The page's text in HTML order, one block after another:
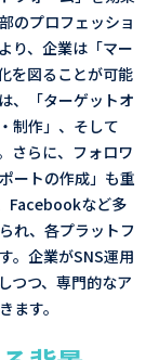
のプロフェッショ
り、企業は「マー
を図ることが可能
、「ターゲットオ
制作」、そして
さらに、フォロワ
ートの作成」も重
Facebookなど多
れ、各プラットフ
。企業がSNS運用
つつ、専門的なア
ます。